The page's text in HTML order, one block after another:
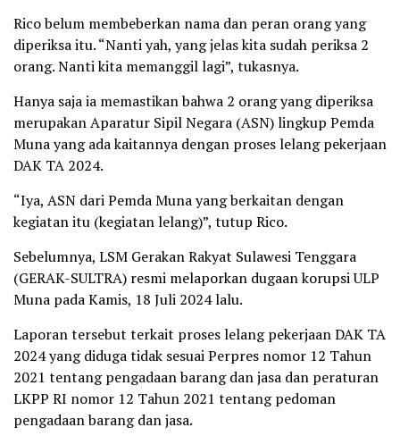
Rico belum membeberkan nama dan peran orang yang
diperiksa itu. “Nanti yah, yang jelas kita sudah periksa 2
orang. Nanti kita memanggil lagi”, tukasnya.
Hanya saja ia memastikan bahwa 2 orang yang diperiksa
merupakan Aparatur Sipil Negara (ASN) lingkup Pemda
Muna yang ada kaitannya dengan proses lelang pekerjaan
DAK TA 2024.
“Iya, ASN dari Pemda Muna yang berkaitan dengan
kegiatan itu (kegiatan lelang)”, tutup Rico.
Sebelumnya, LSM Gerakan Rakyat Sulawesi Tenggara
(GERAK-SULTRA) resmi melaporkan dugaan korupsi ULP
Muna pada Kamis, 18 Juli 2024 lalu.
Laporan tersebut terkait proses lelang pekerjaan DAK TA
2024 yang diduga tidak sesuai Perpres nomor 12 Tahun
2021 tentang pengadaan barang dan jasa dan peraturan
LKPP RI nomor 12 Tahun 2021 tentang pedoman
pengadaan barang dan jasa.